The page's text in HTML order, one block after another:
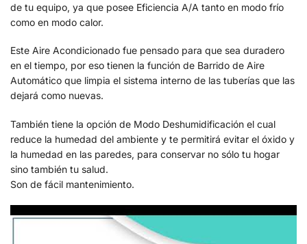
de tu equipo, ya que posee Eficiencia A/A tanto en modo frío
como en modo calor.
Este Aire Acondicionado fue pensado para que sea duradero
en el tiempo, por eso tienen la función de Barrido de Aire
Automático que limpia el sistema interno de las tuberías que las
dejará como nuevas.
También tiene la opción de Modo Deshumidificación el cual
reduce la humedad del ambiente y te permitirá evitar el óxido y
la humedad en las paredes, para conservar no sólo tu hogar
sino también tu salud.
Son de fácil mantenimiento.